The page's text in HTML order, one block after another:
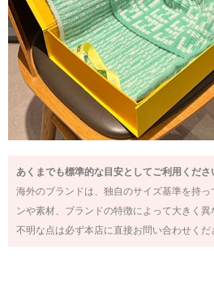
あくまでも標準的な目安としてご利用くださ
海外のブランドは、独自のサイズ基準を持
ンや素材、ブランドの特徴によって大きく
不明な点は必ず本店に直接お問い合わせくだ